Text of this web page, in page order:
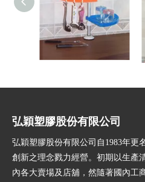
置物架，廚房架，碗盤
弘穎塑膠股份有限公司
弘穎塑膠股份有限公司自1983年更
創新之理念戮力經營。初期以生產
內各大賣場及店舖，然隨著國內工